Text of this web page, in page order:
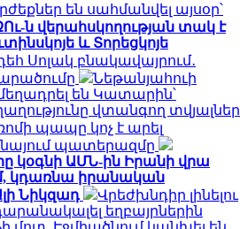
են սահմանվել այսօր՝
ն վերահսկողության տակ է
և Տորեցկոյե
Սոլակ բնակավայրում․
Նեթանյահուի
են Կատարին՝
վտանգող տվյալներ
պապը կոչ է արել
պատերազմը
կօգնի ԱՄՆ-ին Իրանի վրա
կդառնա իրանական
Նիկզադ
Վրեժխնդիր լինելու
եղբայրներին